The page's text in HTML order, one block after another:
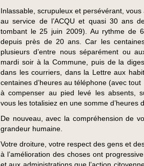
Inlassable, scrupuleux et persévérant,
au service de l’ACQU et quasi 30 ans
tombant le 25 juin 2009). Au rythme de
depuis près de 20 ans. Car les
plusieurs d’entre nous séparément ou
mardi soir à la Commune, puis de la
dans les courriers, dans la Lettre aux
centaines d’heures au téléphone (avec
à compenser au pied levé les absents,
vous les totalisiez en une somme d’heures
De nouveau, avec la compréhension de
grandeur humaine.
Votre droiture, votre respect des gens et
à l’amélioration des choses ont